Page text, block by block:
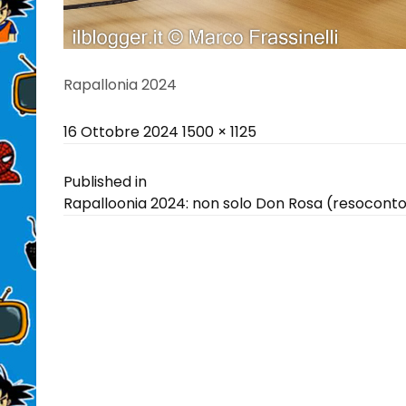
Rapallonia 2024
Posted
16 Ottobre 2024 Full
1500 × 1125
Navigazione
articoli
Published in
Rapalloonia 2024: non solo Don Rosa